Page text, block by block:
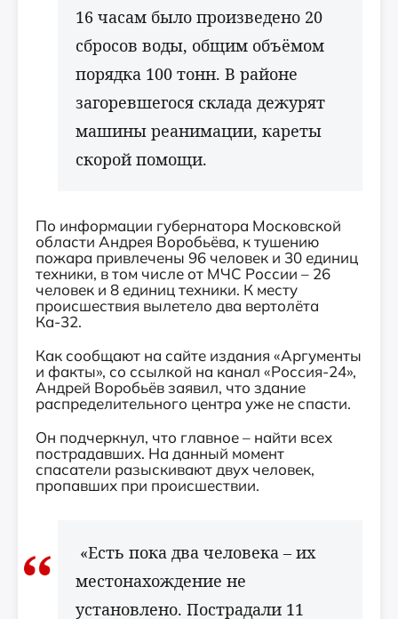
16 часам было произведено 20
сбросов воды, общим объёмом
порядка 100 тонн. В районе
загоревшегося склада дежурят
машины реанимации, кареты
скорой помощи.
По информации губернатора Московской
области Андрея Воробьёва, к тушению
пожара привлечены 96 человек и 30 единиц
техники, в том числе от МЧС России – 26
человек и 8 единиц техники. К месту
происшествия вылетело два вертолёта
Ка-32.
Как сообщают на сайте издания «Аргументы
и факты», со ссылкой на канал «Россия-24»,
Андрей Воробьёв заявил, что здание
распределительного центра уже не спасти.
Он подчеркнул, что главное – найти всех
пострадавших. На данный момент
спасатели разыскивают двух человек,
пропавших при происшествии.
«Есть пока два человека – их
местонахождение не
установлено. Пострадали 11